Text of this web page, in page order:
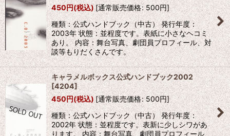
450円(税込) [通常販売価格: 500円]
種類：公式ハンドブック（中古） 発行年度：
2003年 状態：並程度です。表紙に小さなヘコミ
あり。 内容：舞台写真、劇団員プロフィール、対
談等もりだくさんです。
キャラメルボックス公式ハンドブック2002
[4204]
450円(税込)[通常販売価格: 500円]
種類：公式ハンドブック（中古） 発行年度：
2002年 状態：並程度です。表新に少しシワがあ
ります。 内容：舞台写真、劇団員プロフィール、